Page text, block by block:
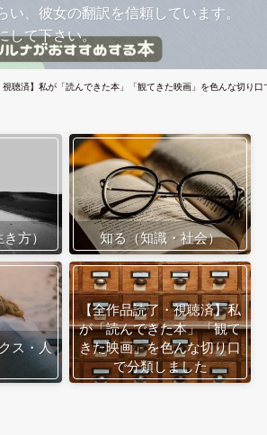
い、彼女の翻訳を信頼しています。
して下さい。
視聴済】私が「読んできた本」「観てきた映画」を色んな切り口
方） 知る（知識・社会）
ス・人
【全作品読了・視聴済】私
が「読んできた本」「観て
きた映画」を色んな切り口
で分類しました